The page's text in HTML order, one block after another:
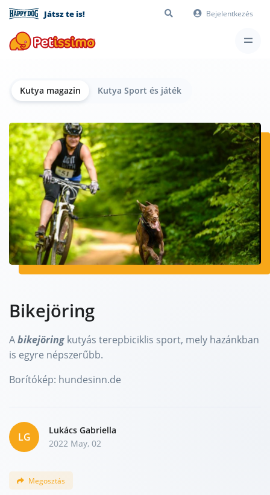
Játsz te is! Bejelentkezés
Kutya magazin Kutya Sport és játék
Bikejöring
Abikejöringkutyás terepbiciklis sport, mely hazánkban
is egyre népszerűbb.
Borítókép: hundesinn.de
LG
Lukács Gabriella
2022 May, 02
Megosztás